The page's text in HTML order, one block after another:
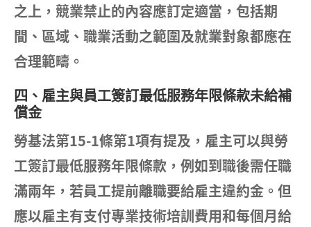
之上，競業禁止的內容應訂定適當，包括期
間、區域、職業活動之範圍及就業對象都應在
合理範疇。
四、雇主與員工簽訂最低服務年限條款未給補
償金
勞基法第15-1條第1項有提及，雇主可以與勞
工簽訂最低服務年限條款，例如到職後需任職
滿兩年，若員工提前離職要給雇主違約金。但
應以雇主有支付專業技術培訓費用和每個月給